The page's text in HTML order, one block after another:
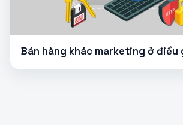
Bán hàng khác marketing ở điều